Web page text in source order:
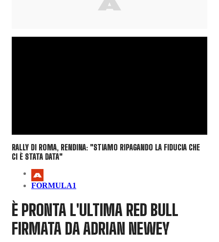
RALLY DI ROMA, RENDINA: "STIAMO RIPAGANDO LA FIDUCIA CHE
CI È STATA DATA"
FORMULA1
È PRONTA L'ULTIMA RED BULL
FIRMATA DA ADRIAN NEWEY